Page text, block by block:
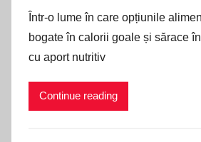
Într-o lume în care opțiunile
bogate în calorii goale și sărace
cu aport nutritiv
Continue reading